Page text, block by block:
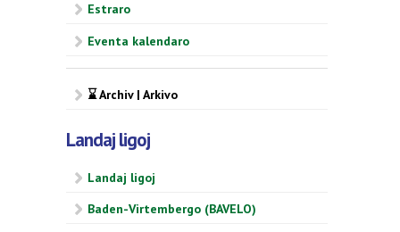
Estraro
Eventa kalendaro
⌛ Archiv | Arkivo
Landaj ligoj
Landaj ligoj
Baden-Virtembergo (BAVELO)